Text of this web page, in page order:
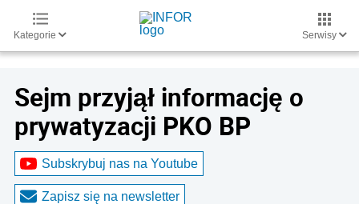
Kategorie Serwisy
Sejm przyjął informację o
prywatyzacji PKO BP
Subskrybuj nas na Youtube
Zapisz się na newsletter